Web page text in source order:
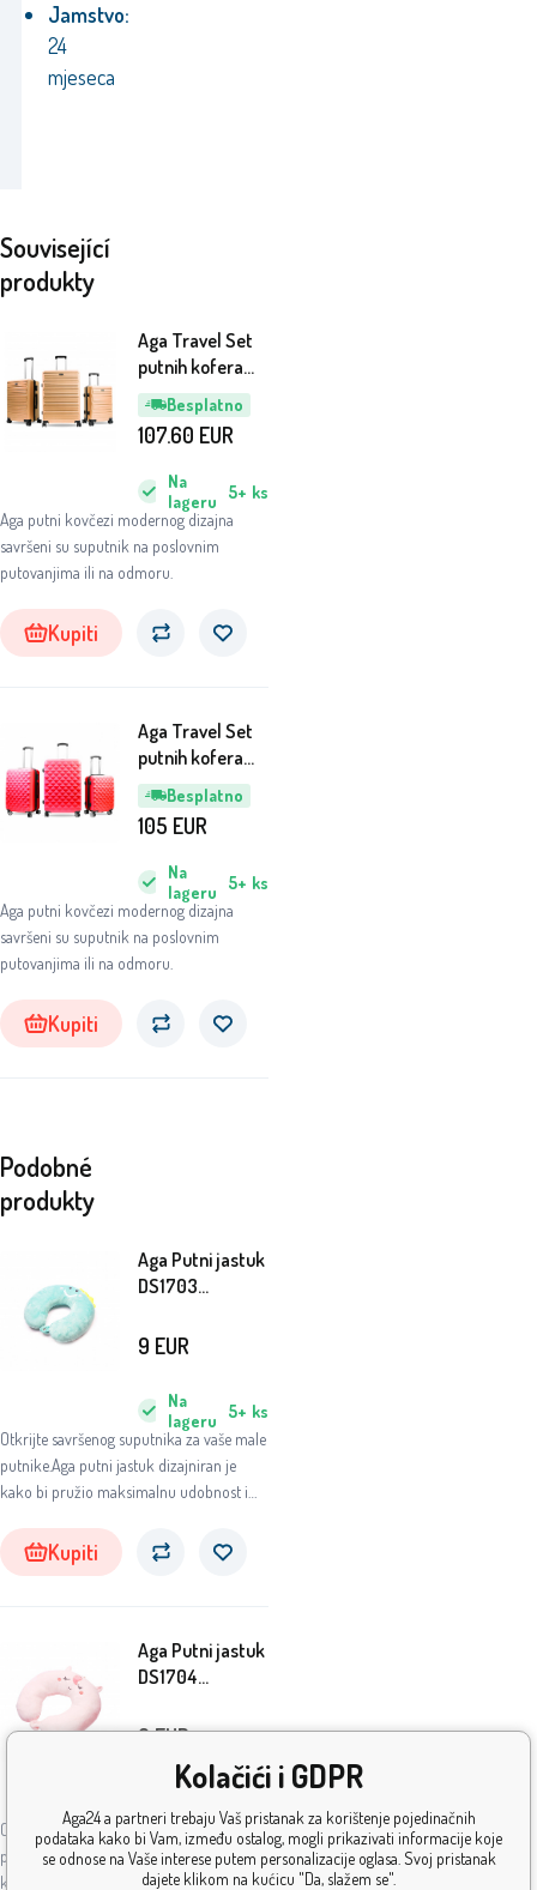
Jamstvo:
24
mjeseca
Související
produkty
Besplatno
Aga Travel Set
putnih kofera
MR4657
Narančasta
Aga putni kovčezi modernog dizajna
savršeni su suputnik na poslovnim
putovanjima ili na odmoru.
Na
lageru
5+ ks
107.60 EUR
Kupiti
Besplatno
Aga Travel Set
putnih kofera
MR4655 Crvena
Aga putni kovčezi modernog dizajna
savršeni su suputnik na poslovnim
putovanjima ili na odmoru.
Na
lageru
5+ ks
105 EUR
Kupiti
Podobné
produkty
Aga Putni jastuk
DS1703
Otkrijte savršenog suputnika za vaše male
putnike.Aga putni jastuk dizajniran je
kako bi pružio maksimalnu udobnost i
Na
lageru
5+ ks
9 EUR
Kupiti
Aga Putni jastuk
DS1704
Otkrijte savršenog suputnika za vaše male
putnike.Aga putni jastuk dizajniran je
kako bi pružio maksimalnu udobnost i
Na
lageru
9EUR
Kolačići i GDPR
Aga24 a partneri trebaju Vaš pristanak za korištenje pojedinačnih
podataka kako bi Vam, između ostalog, mogli prikazivati informacije koje
se odnose na Vaše interese putem personalizacije oglasa. Svoj pristanak
dajete klikom na kućicu "Da, slažem se".